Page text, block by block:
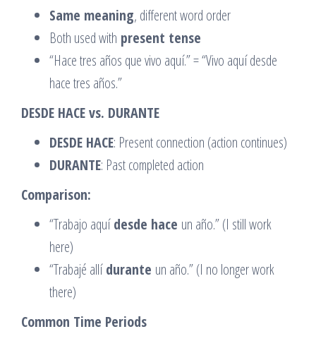
Same meaning, different word order
Both used with present tense
“Hace tres años que vivo aquí.” = “Vivo aquí desde
hace tres años.”
DESDE HACE vs. DURANTE
DESDE HACE: Present connection (action continues)
DURANTE: Past completed action
Comparison:
“Trabajo aquídesde hace un año.” (I still work
here)
“Trabajé allídurante un año.” (I no longer work
there)
Common Time Periods